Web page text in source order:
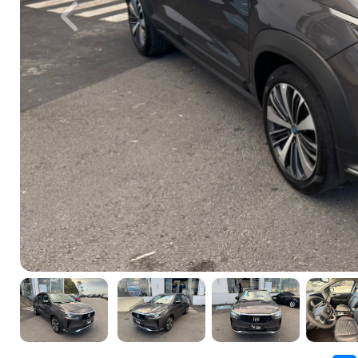
Previous